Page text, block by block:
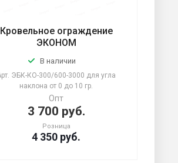
Кровельное ограждение
ЭКОНОМ
В наличии
ЭБК-КО-300/600-3000 для угла
наклона от 0 до 10 гр.
Опт
3 700 руб.
Розница
4 350 руб.